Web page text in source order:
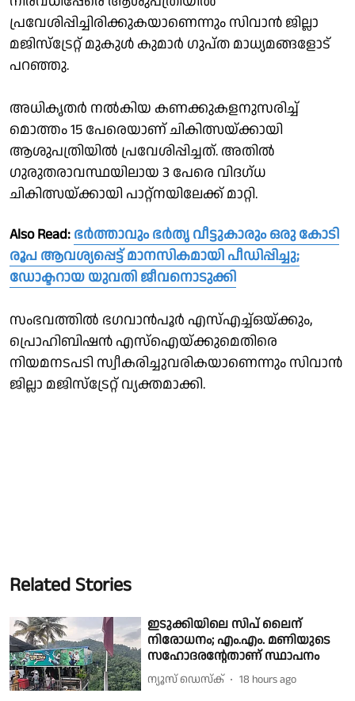
പ്രവേശിപ്പിച്ചിരിക്കുകയാണെന്നും സിവാൻ ജില്ലാ
മജിസ്ട്രേറ്റ് മുകുൾ കുമാർ ഗുപ്ത മാധ്യമങ്ങളോട്
പറഞ്ഞു.
അധികൃതർ നൽകിയ കണക്കുകളനുസരിച്ച്
മൊത്തം 15 പേരെയാണ് ചികിത്സയ്ക്കായി
ആശുപത്രിയിൽ പ്രവേശിപ്പിച്ചത്. അതിൽ
ഗുരുതരാവസ്ഥയിലായ 3 പേരെ വിദഗ്ധ
ചികിത്സയ്ക്കായി പാറ്റ്നയിലേക്ക് മാറ്റി.
Also Read: ഭർത്താവും ഭർതൃ വീട്ടുകാരും ഒരു കോടി
രൂപ ആവശ്യപ്പെട്ട് മാനസികമായി പീഡിപ്പിച്ചു;
ഡോക്ടറായ യുവതി ജീവനൊടുക്കി
സംഭവത്തിൽ ഭഗവാൻപൂർ എസ്എച്ച്ഒയ്ക്കും,
പ്രൊഹിബിഷൻ എസ്ഐയ്ക്കുമെതിരെ
നിയമനടപടി സ്വീകരിച്ചുവരികയാണെന്നും സിവാൻ
ജില്ലാ മജിസ്ട്രേറ്റ് വ്യക്തമാക്കി.
Related Stories
ഇടുക്കിയിലെ സിപ് ലൈന്
നിരോധനം; എം.എം. മണിയുടെ
സഹോദരൻ്റേതാണ് സ്ഥാപനം
ന്യൂസ് ഡെസ്ക് 18 hours ago